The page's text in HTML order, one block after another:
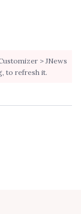
> JNews
to refresh it.